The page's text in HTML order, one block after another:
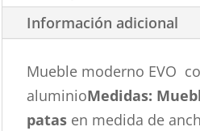
Información adicional
Mueble moderno EVO
aluminioMedidas:
patas en medida de